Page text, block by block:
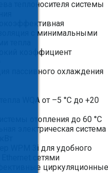
теплоносителя системы
с минимальными
коэффициент
пассивного охлаждения
WQA от –5 °C до +20
отопления до 60 °C
электрическая система
WPM 3i для удобного
Ethernet сетями
циркуляционные